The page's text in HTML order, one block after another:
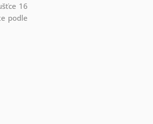
16
podle